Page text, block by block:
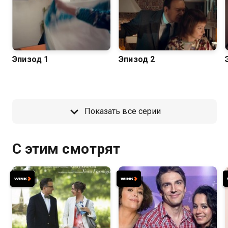
Эпизод 1 Эпизод 2
Показать все серии
С этим смотрят